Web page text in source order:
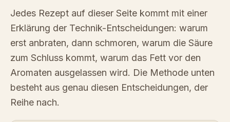
Jedes Rezept auf dieser Seite kommt mit einer
Erklärung der Technik-Entscheidungen: warum
erst anbraten, dann schmoren, warum die Säure
zum Schluss kommt, warum das Fett vor den
Aromaten ausgelassen wird. Die Methode unten
besteht aus genau diesen Entscheidungen, der
Reihe nach.